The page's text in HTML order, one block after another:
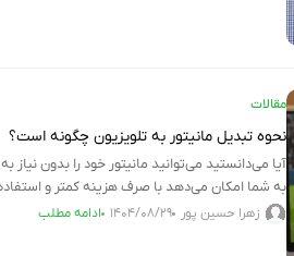
مقالات
نحوه تبدیل مانیتور به تلویزیون چگونه است؟
آیا می‌دانستید می‌توانید مانیتور خود را بدون
به شما امکان می‌دهد با صرف هزینه کمتر و
زهرا حسین پور ۱۴۰۴/۰۸/۲۹ ادامه مطلب